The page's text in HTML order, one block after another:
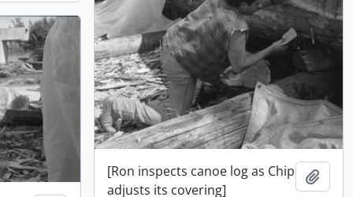
[Ron inspects canoe log as Chip
adjusts its covering]